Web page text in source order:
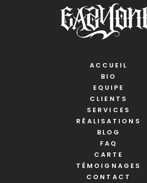
ACCUEIL
BIO
EQUIPE
CLIENTS
SERVICES
RÉALISATIONS
BLOG
FAQ
CARTE
TÉMOIGNAGES
CONTACT